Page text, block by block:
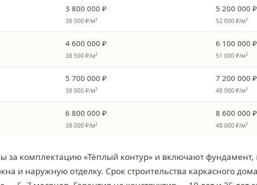
3 800 000 ₽
38 000 ₽/м²
5 200 000 ₽
52 000 ₽/м²
4 600 000 ₽
38 500 ₽/м²
6 100 000 ₽
51 000 ₽/м²
5 700 000 ₽
38 000 ₽/м²
7 200 000 ₽
48 000 ₽/м²
6 800 000 ₽
38 000 ₽/м²
8 600 000 ₽
48 000 ₽/м²
за комплектацию «Тёплый контур» и включают фундамент,
и наружную отделку. Срок строительства каркасного